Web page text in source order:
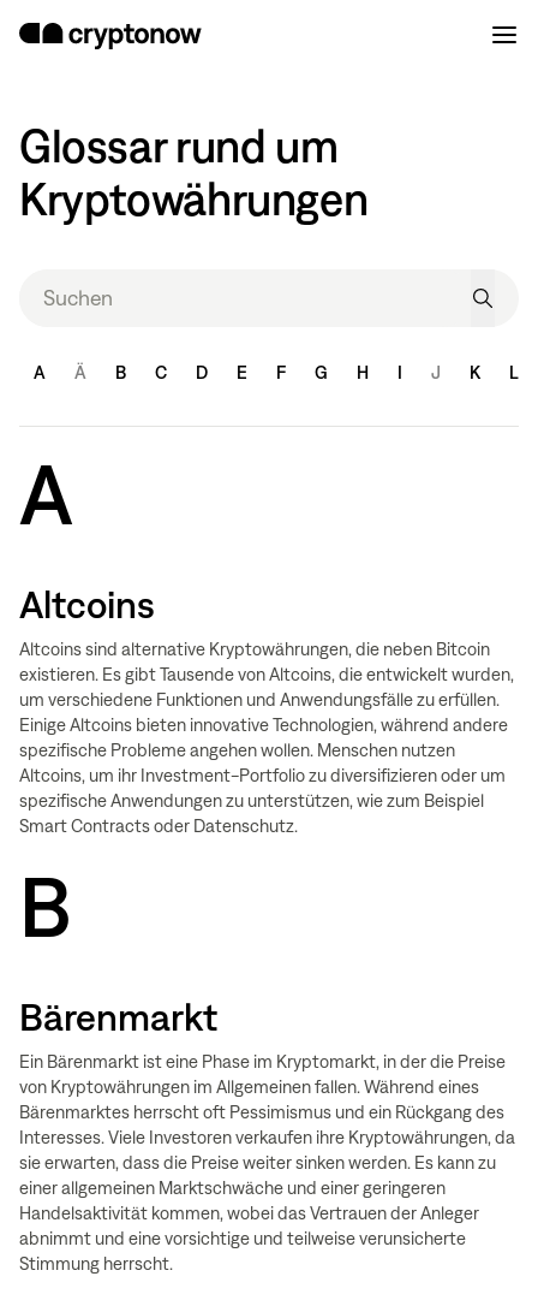
Glossar rund um
Kryptowährungen
A Ä B C D E F G H J K L
A
Altcoins
Altcoins sind alternative Kryptowährungen, die neben Bitcoin
existieren. Es gibt Tausende von Altcoins, die entwickelt wurden,
um verschiedene Funktionen und Anwendungsfälle zu erfüllen.
Einige Altcoins bieten innovative Technologien, während andere
spezifische Probleme angehen wollen. Menschen nutzen
Altcoins, um ihr Investment-Portfolio zu diversifizieren oder um
spezifische Anwendungen zu unterstützen, wie zum Beispiel
Smart Contracts oder Datenschutz.
B
Bärenmarkt
Ein Bärenmarkt ist eine Phase im Kryptomarkt, in der die Preise
von Kryptowährungen im Allgemeinen fallen. Während eines
Bärenmarktes herrscht oft Pessimismus und ein Rückgang des
Interesses. Viele Investoren verkaufen ihre Kryptowährungen, da
sie erwarten, dass die Preise weiter sinken werden. Es kann zu
einer allgemeinen Marktschwäche und einer geringeren
Handelsaktivität kommen, wobei das Vertrauen der Anleger
abnimmt und eine vorsichtige und teilweise verunsicherte
Stimmung herrscht.